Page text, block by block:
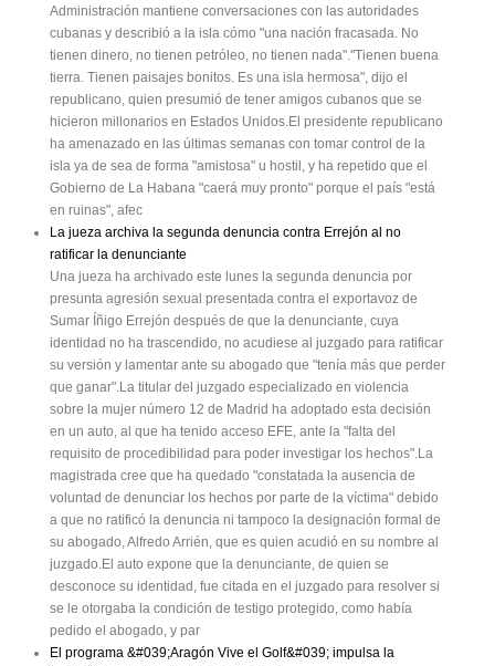
Administración mantiene conversaciones con las autoridades
cubanas y describió a la isla cómo "una nación fracasada. No
tienen dinero, no tienen petróleo, no tienen nada"."Tienen buena
tierra. Tienen paisajes bonitos. Es una isla hermosa", dijo el
republicano, quien presumió de tener amigos cubanos que se
hicieron millonarios en Estados Unidos.El presidente republicano
ha amenazado en las últimas semanas con tomar control de la
isla ya de sea de forma "amistosa" u hostil, y ha repetido que el
Gobierno de La Habana "caerá muy pronto" porque el país "está
en ruinas", afec
La jueza archiva la segunda denuncia contra Errejón al no
ratificar la denunciante
Una jueza ha archivado este lunes la segunda denuncia por
presunta agresión sexual presentada contra el exportavoz de
Sumar Íñigo Errejón después de que la denunciante, cuya
identidad no ha trascendido, no acudiese al juzgado para ratificar
su versión y lamentar ante su abogado que "tenía más que perder
que ganar".La titular del juzgado especializado en violencia
sobre la mujer número 12 de Madrid ha adoptado esta decisión
en un auto, al que ha tenido acceso EFE, ante la "falta del
requisito de procedibilidad para poder investigar los hechos".La
magistrada cree que ha quedado "constatada la ausencia de
voluntad de denunciar los hechos por parte de la víctima" debido
a que no ratificó la denuncia ni tampoco la designación formal de
su abogado, Alfredo Arrién, que es quien acudió en su nombre al
juzgado.El auto expone que la denunciante, de quien se
desconoce su identidad, fue citada en el juzgado para resolver si
se le otorgaba la condición de testigo protegido, como había
pedido el abogado, y par
El programa &#039;Aragón Vive el Golf&#039; impulsa la